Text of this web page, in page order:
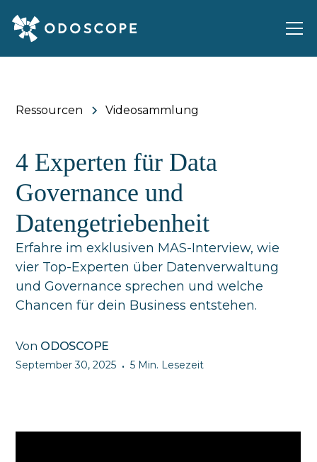
Ressourcen Videosammlung
4 Experten für Data
Governance und
Datengetriebenheit
Erfahre im exklusiven MAS-Interview, wie
vier Top-Experten über Datenverwaltung
und Governance sprechen und welche
Chancen für dein Business entstehen.
Von ODOSCOPE
September 30, 2025 • 5 Min. Lesezeit